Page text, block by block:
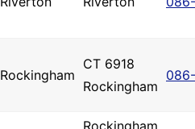
Rockingham
CT 6918
Rockingham
Rockingham